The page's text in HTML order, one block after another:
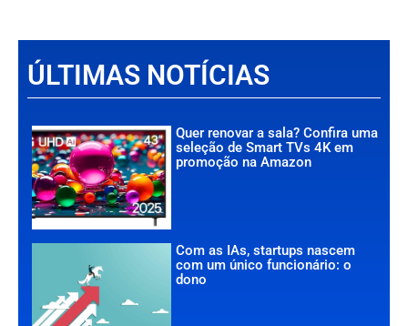
ÚLTIMAS NOTÍCIAS
Quer renovar a sala? Confira uma
seleção de Smart TVs 4K em
promoção na Amazon
Com as IAs, startups nascem
com um único funcionário: o
dono